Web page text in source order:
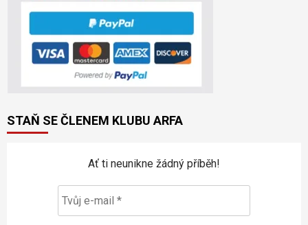
STAŇ SE ČLENEM KLUBU ARFA
Ať ti neunikne žádný příběh!